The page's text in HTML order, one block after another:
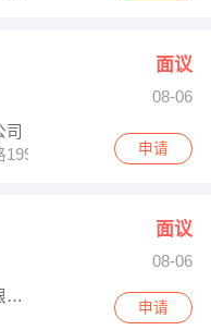
面议
08-06
司
1999号南湖假日大厦
申请
面议
08-06
施慧达药业集团（吉林）有限公司
申请